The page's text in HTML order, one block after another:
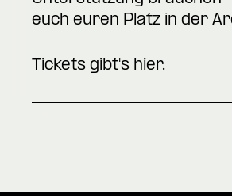
euch euren Platz in der
Tickets gibt's hier.